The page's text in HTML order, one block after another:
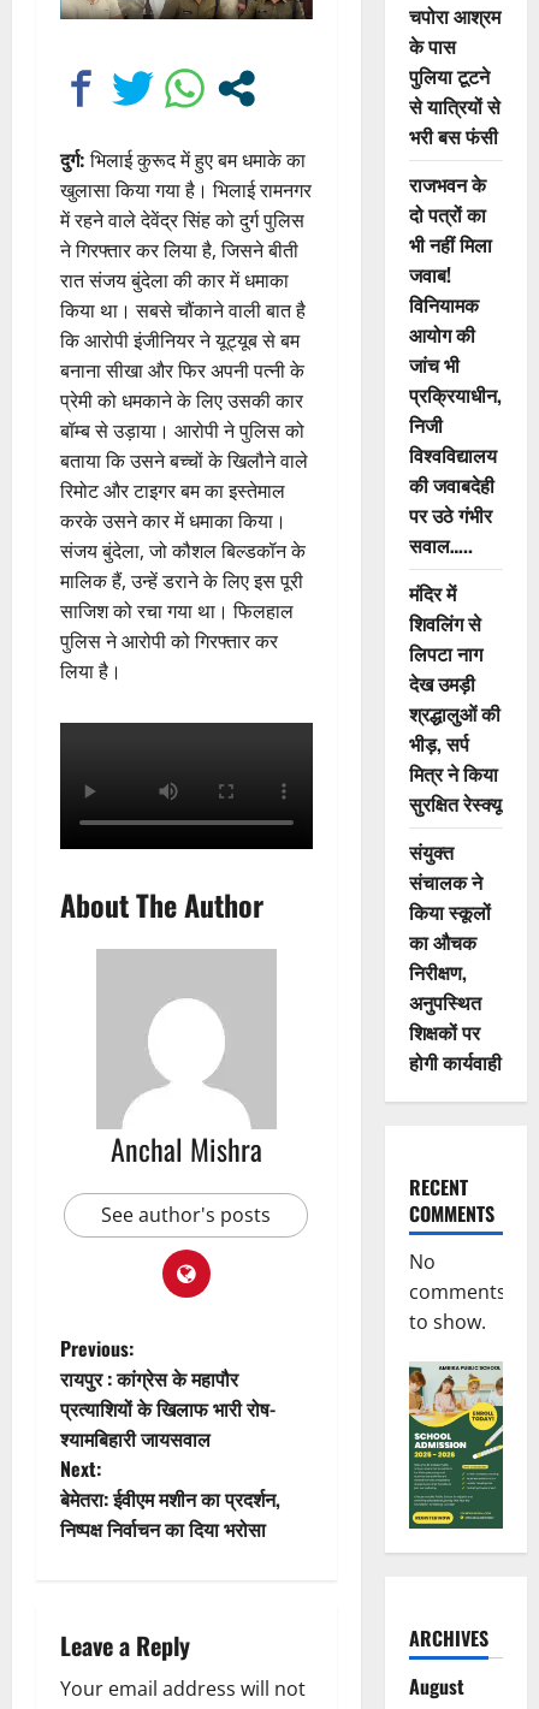
दुर्ग:भिलाई कुरूद में हुए बम धमाके का
खुलासा किया गया है। भिलाई रामनगर
में रहने वाले देवेंद्र सिंह को दुर्ग पुलिस
ने गिरफ्तार कर लिया है, जिसने बीती
रात संजय बुंदेला की कार में धमाका
किया था। सबसे चौंकाने वाली बात है
कि आरोपी इंजीनियर ने यूट्यूब से बम
बनाना सीखा और फिर अपनी पत्नी के
प्रेमी को धमकाने के लिए उसकी कार
बॉम्ब से उड़ाया। आरोपी ने पुलिस को
बताया कि उसने बच्चों के खिलौने वाले
रिमोट और टाइगर बम का इस्तेमाल
करके उसने कार में धमाका किया।
संजय बुंदेला, जो कौशल बिल्डकॉन के
मालिक हैं, उन्हें डराने के लिए इस पूरी
साजिश को रचा गया था। फिलहाल
पुलिस ने आरोपी को गिरफ्तार कर
लिया है।
About The Author
Anchal Mishra
See author's posts
P
o
s
t
v
Previous:
रायपुर : कांग्रेस के महापौर
प्रत्याशियों के खिलाफ भारी रोष-
श्यामबिहारी जायसवाल
Next:
बेमेतरा: ईवीएम मशीन का प्रदर्शन,
निष्पक्ष निर्वाचन का दिया भरोसा
Leave a Reply
Your email address will not
चपोरा आश्रम
के पास
पुलिया टूटने
से यात्रियों से
भरी बस फंसी
राजभवन के
दो पत्रों का
भी नहीं मिला
जवाब!
विनियामक
आयोग की
जांच भी
प्रक्रियाधीन,
निजी
विश्वविद्यालय
की जवाबदेही
पर उठे गंभीर
सवाल…..
मंदिर में
शिवलिंग से
लिपटा नाग
देख उमड़ी
श्रद्धालुओं की
भीड़, सर्प
मित्र ने किया
सुरक्षित रेस्क्यू
संयुक्त
संचालक ने
किया स्कूलों
का औचक
निरीक्षण,
अनुपस्थित
शिक्षकों पर
होगी कार्यवाही
RECENT
COMMENTS
No
comments
to show.
ARCHIVES
August